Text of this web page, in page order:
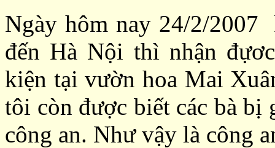
Ngày hôm nay 24/2/
đến Hà Nội thì nhận
kiện tại vườn hoa Mai
tôi còn được biết các bà bị
công an. Như vậy là công